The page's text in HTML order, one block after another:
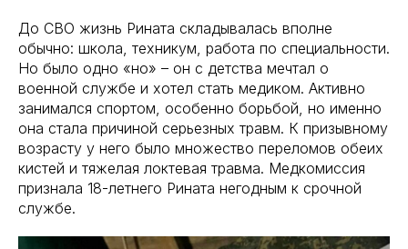
До СВО жизнь Рината складывалась вполне
обычно: школа, техникум, работа по специальности.
Но было одно «но» – он с детства мечтал о
военной службе и хотел стать медиком. Активно
занимался спортом, особенно борьбой, но именно
она стала причиной серьезных травм. К призывному
возрасту у него было множество переломов обеих
кистей и тяжелая локтевая травма. Медкомиссия
признала 18-летнего Рината негодным к срочной
службе.